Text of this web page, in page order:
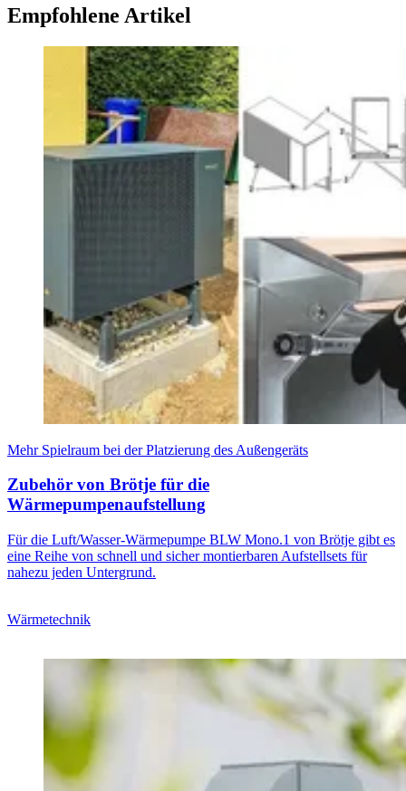
Empfohlene Artikel
Mehr Spielraum bei der Platzierung des Außengeräts
Zubehör von Brötje für die
Wärmepumpenaufstellung
Für die Luft/Wasser-Wärmepumpe BLW Mono.1 von Brötje gibt es
eine Reihe von schnell und sicher montierbaren Aufstellsets für
nahezu jeden Untergrund.
Wärmetechnik